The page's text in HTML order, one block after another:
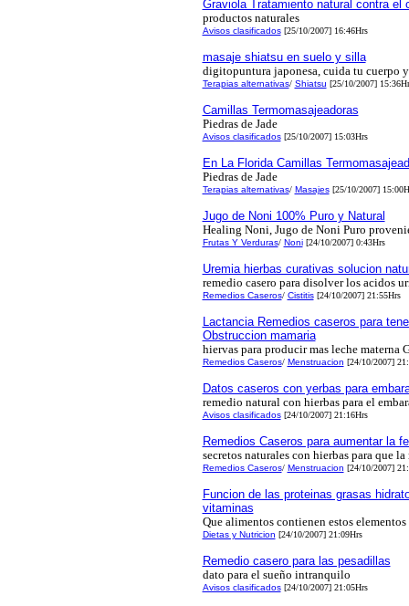
Graviola Tratamiento natural contra el
productos naturales
Avisos clasificados[25/10/2007] 16:46Hrs
masaje shiatsu en suelo y silla
digitopuntura japonesa, cuida tu cuerpo
Terapias alternativas/ Shiatsu [25/10/2007]
Camillas Termomasajeadoras
Piedras de Jade
Avisos clasificados[25/10/2007] 15:03Hrs
En La Florida Camillas
Piedras de Jade
Terapias alternativas/ Masajes[25/10/2007]
Jugo de Noni 100% Puro y Natural
Healing Noni, Jugo de Noni Puro
Frutas Y Verduras/ Noni[24/10/2007] 0:43Hrs
Uremia hierbas curativas solucion
remedio casero para disolver los acidos
Remedios Caseros/ Cistitis[24/10/2007] 21:55Hrs
Lactancia Remedios caseros para
Obstruccion mamaria
hiervas para producir mas leche materna
Remedios Caseros/ Menstruacion [24/10/2007]
Datos caseros con yerbas para
remedio natural con hierbas para el
Avisos clasificados[24/10/2007] 21:16Hrs
Remedios Caseros para aumentar la
secretos naturales con hierbas para que
Remedios Caseros/ Menstruacion [24/10/2007]
Funcion de las proteinas grasas
vitaminas
Que alimentos contienen estos
Dietas y Nutricion [24/10/2007] 21:09Hrs
Remedio casero para las pesadillas
dato para el sueño intranquilo
Avisos clasificados[24/10/2007] 21:05Hrs